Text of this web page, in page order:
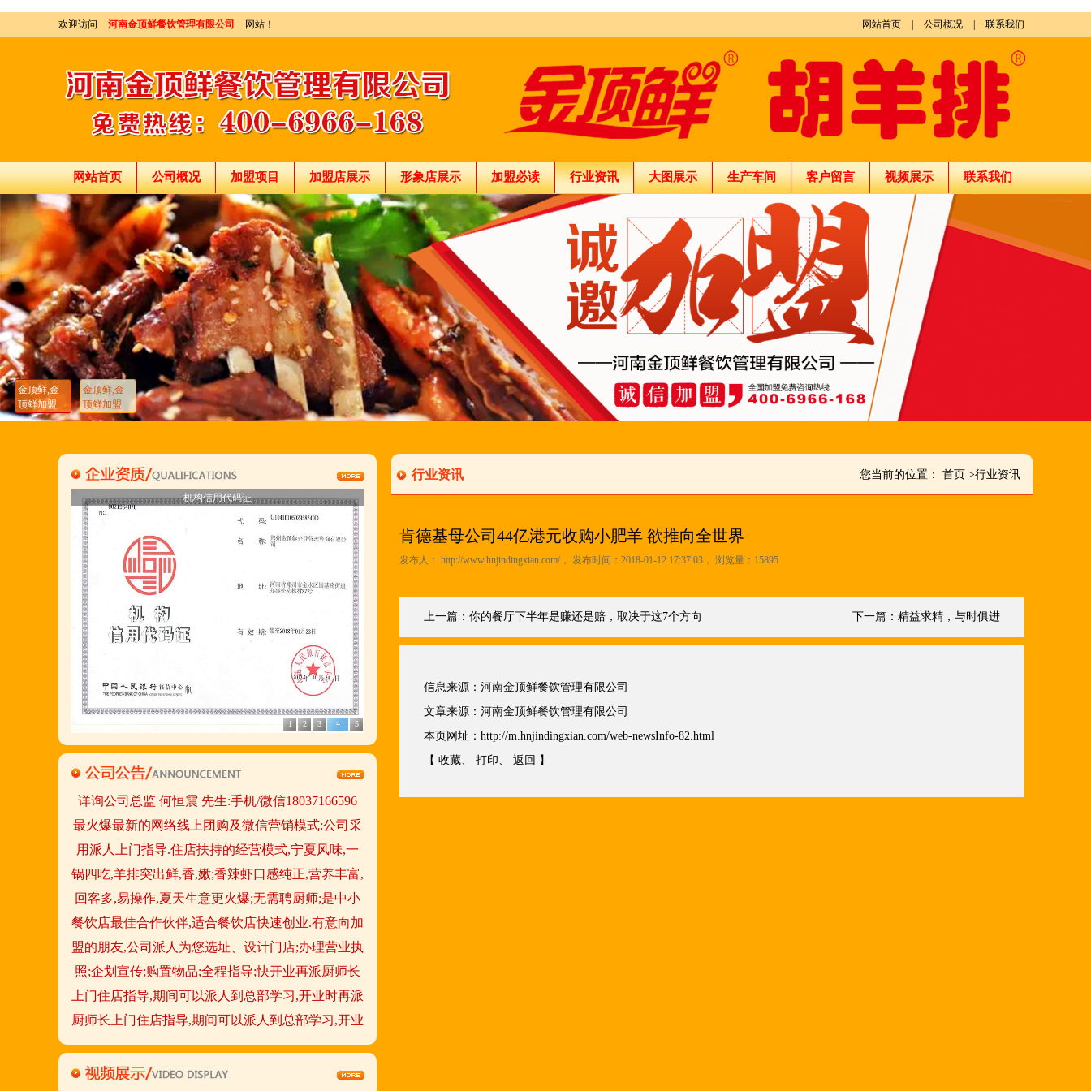
欢迎访问 河南金顶鲜餐饮管理有限公司 网站！ 网站首页 公司概况 联系我们
网站首页 公司概况 加盟项目 加盟店展示 形象店展示 加盟必读 行业资讯 大图展示 生产车间 客户留言 视频展示 联系我们
金顶鲜,金
顶鲜加盟
金顶鲜,金
顶鲜加盟
营业执照
营业执照
开户许可证
开户许可证
金顶鲜注册商标
金顶鲜注册商标
机构信用代码证
机构信用代码证
胡羊排注册商标
胡羊排注册商标
1 2 3 4 5
刘东总经理:18903716928
何恒震总监:18037166596
"胡羊排"是国家工商总局核准注册商标,
隶属于河南金顶鲜餐饮管理有限公司所持有.
金顶鲜宁夏特色系列胡羊排烧烤火锅复合餐厅
2018年持续火爆招商开店中.
金顶鲜餐饮全国连锁500家,
国家注册商标,
有13年正规连锁加盟经验,
真实开店500家后,
期待您加入大家庭.
若您开店无必胜把握,
请致电我们:4006966168
陕西西安市 宁夏银川市 山东聊城市等店.....
江苏泗洪 沭阳 浙江宁波温州等店.....
河南南阳多家 焦作周口多家店.....
郑州港区 许昌洛阳开封多家店.....
河北石家庄 唐山迁安多家店.....
安徽亳州清真店 湖北襄阳店.....
山西晋城 阳泉等店.....
欢迎您到就近店品尝考察.
详询公司总监 何恒震 先生:手机/微信18037166596
最火爆最新的网络线上团购及微信营销模式:公司采
用派人上门指导.住店扶持的经营模式,宁夏风味,一
锅四吃,羊排突出鲜,香,嫩;香辣虾口感纯正,营养丰富,
回客多,易操作,夏天生意更火爆;无需聘厨师;是中小
餐饮店最佳合作伙伴,适合餐饮店快速创业.有意向加
盟的朋友,公司派人为您选址、设计门店;办理营业执
照;企划宣传;购置物品;全程指导;快开业再派厨师长
上门住店指导,期间可以派人到总部学习,开业时再派
厨师长上门住店指导,期间可以派人到总部学习,开业
时再派厨师长住店不限期传授,直至教会为止;若您开
店无必胜厂的把握,请致电我们.
行业资讯 您当前的位置： 首页 >行业资讯
肯德基母公司44亿港元收购小肥羊 欲推向全世界
发布人： http://www.hnjindingxian.com/， 发布时间：2018-01-12 17:37:03， 浏览量：15895
上一篇： 你的餐厅下半年是赚还是赔，取决于这7个方向 下一篇： 精益求精，与时俱进
信息来源： 河南金顶鲜餐饮管理有限公司
文章来源： 河南金顶鲜餐饮管理有限公司
本页网址： http://m.hnjindingxian.com/web-newsInfo-82.html
【 收藏、 打印、 返回 】